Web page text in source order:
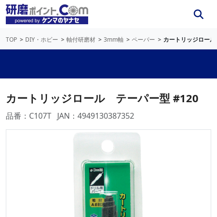
TOP DIY・ホビー 軸付研磨材 3mm軸 ペーパー カートリッジロー
カートリッジロール テーパー型 #120
品番：C107T JAN：4949130387352